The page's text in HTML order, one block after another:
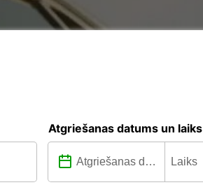
Atgriešanas datums un laiks